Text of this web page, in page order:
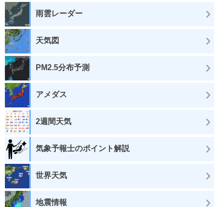
雨雲レーダー
天気図
PM2.5分布予測
アメダス
2週間天気
気象予報士のポイント解説
世界天気
地震情報